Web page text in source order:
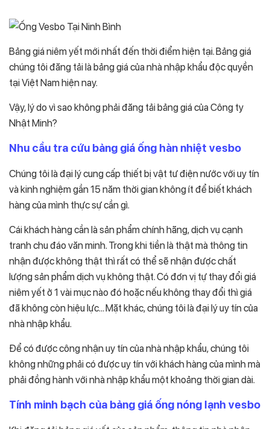
Bảng giá niêm yết mới nhất đến thời điểm hiện tại. Bảng giá
chúng tôi đăng tải là bảng giá của nhà nhập khẩu độc quyền
tại Việt Nam hiện nay.
Vậy, lý do vì sao không phải đăng tải bảng giá của Công ty
Nhật Minh?
Nhu cầu tra cứu bảng giá ống hàn nhiệt vesbo
Chúng tôi là đại lý cung cấp thiết bị vật tư điện nước với uy tín
và kinh nghiệm gần 15 năm thời gian không ít để biết khách
hàng của mình thực sự cần gì.
Cái khách hàng cần là sản phẩm chính hãng, dịch vụ cạnh
tranh chu đáo văn minh. Trong khi tiền là thật mà thông tin
nhận được không thật thì rất có thể sẽ nhận được chất
lượng sản phẩm dịch vụ không thật. Có đơn vị tự thay đổi giá
niêm yết ở 1 vài mục nào đó hoặc nếu không thay đổi thì giá
đã không còn hiệu lực… Mặt khác, chúng tôi là đại lý uy tín của
nhà nhập khẩu.
Để có được công nhận uy tín của nhà nhập khẩu, chúng tôi
không những phải có được uy tín với khách hàng của mình mà
phải đồng hành với nhà nhập khẩu một khoảng thời gian dài.
Tính minh bạch của bảng giá ống nóng lạnh vesbo